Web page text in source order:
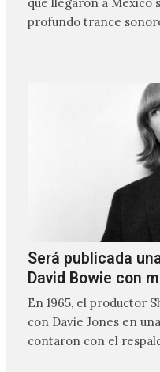
profundo trance
Será publicada
David Bowie con
En 1965, el productor
con Davie Jones en
contaron con el